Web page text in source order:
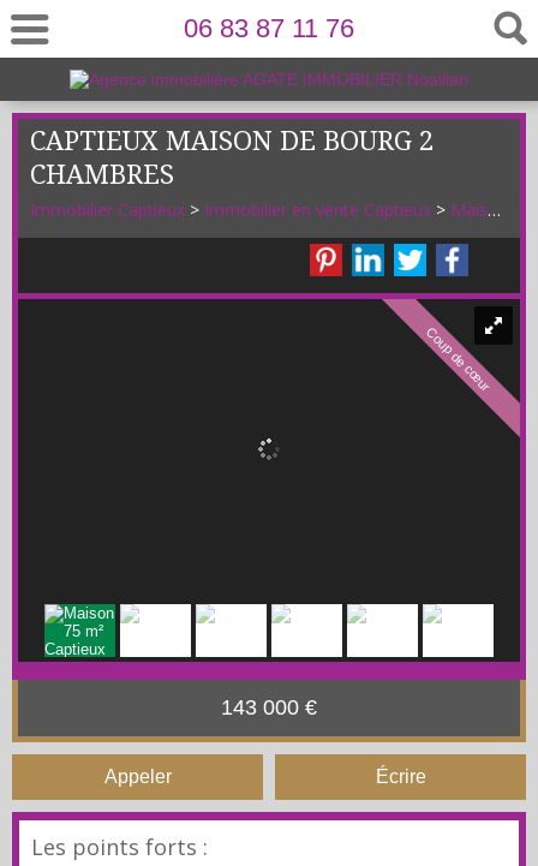
06 83 87 11 76
CAPTIEUX MAISON DE BOURG 2
CHAMBRES
Immobilier Captieux > Immobilier en vente Captieux > Maison Villa en vente Captieux
Coup de cœur
143 000 €
Appeler Écrire
Les points forts :